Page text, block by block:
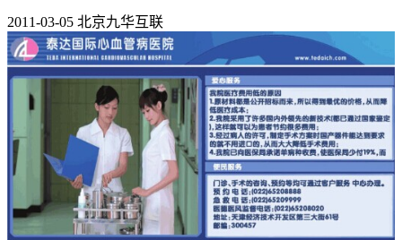
2011-03-05 北京九华互联